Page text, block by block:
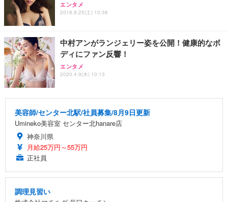
エンタメ
2018.8.25(土) 10:38
中村アンがランジェリー姿を公開！健康的なボ
ディにファン反響！
エンタメ
2020.4.9(木) 10:13
美容師/センター北駅/社員募集/8月9日更新
Umineko美容室 センター北hanare店
神奈川県
月給25万円～55万円
正社員
調理見習い